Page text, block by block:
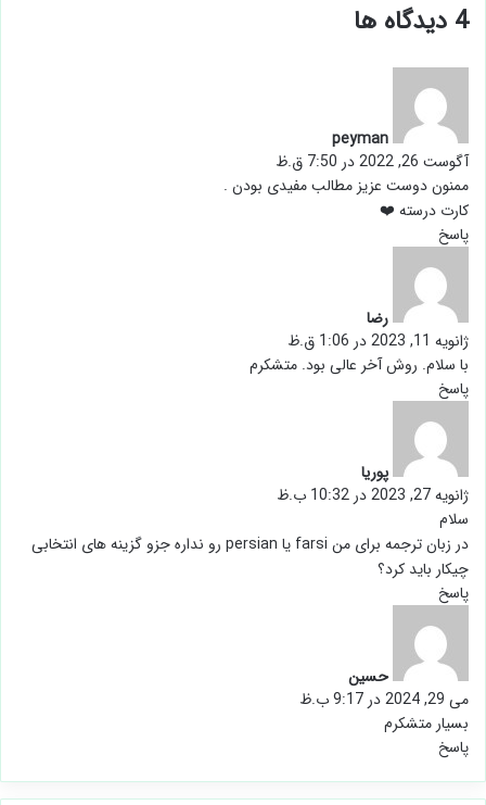
‫4 دیدگاه ها
peyman
آگوست 26, 2022 در 7:50 ق.ظ
ممنون دوست عزیز مطالب مفیدی بودن .
کارت درسته ❤️
پاسخ
رضا
ژانویه 11, 2023 در 1:06 ق.ظ
با سلام. روش آخر عالی بود. متشکرم
پاسخ
پوریا
ژانویه 27, 2023 در 10:32 ب.ظ
سلام
در زبان ترجمه برای من farsi یا persian ‌رو نداره جزو گزینه های انتخابی
چیکار باید کرد؟
پاسخ
حسین
می 29, 2024 در 9:17 ب.ظ
بسیار متشکرم
پاسخ